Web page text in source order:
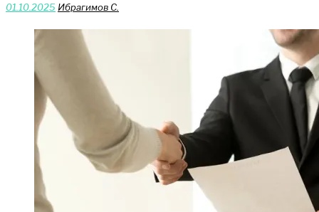
01.10.2025 Ибрагимов С.